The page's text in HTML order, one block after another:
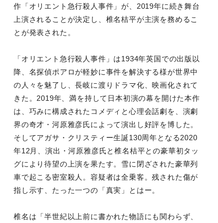
作「オリエント急行殺人事件」が、2019年に続き舞台
上演されることが決定し、椎名桔平が主演を務めるこ
とが発表された。
「オリエント急行殺人事件」は1934年英国での出版以
降、名探偵ポアロが軽妙に事件を解決する様が世界中
の人々を魅了し、長岐に渡りドラマ化、映画化されて
きた。2019年、満を持して日本初演の幕を開けた本作
は、巧みに構成されたコメディと心理会話劇を、演劇
界の奇才・河原雅彦氏によって演出し好評を博した。
そしてアガサ・クリスティー生誕130周年となる2020
年12月、演出・河原雅彦氏と椎名桔平との豪華初タッ
グにより待望の上演を果たす。雪に閉ざされた豪華列
車で起こる密室殺人。容疑者は全乗客。残された傷が
指し示す、たった一つの「真実」とはー。
椎名は「半世紀以上前に書かれた物語にも関わらず、